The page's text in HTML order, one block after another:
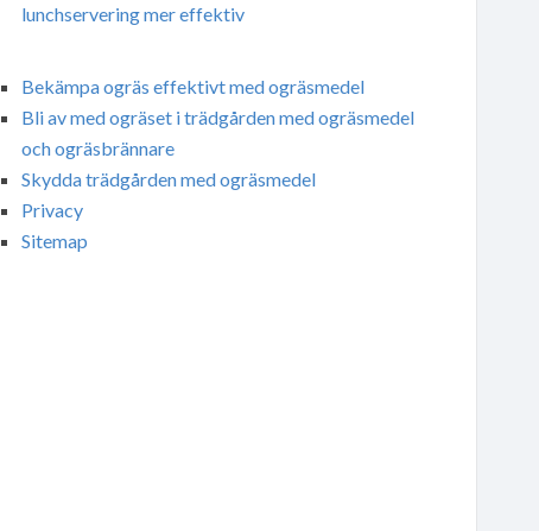
lunchservering mer effektiv
Bekämpa ogräs effektivt med ogräsmedel
Bli av med ogräset i trädgården med ogräsmedel
och ogräsbrännare
Skydda trädgården med ogräsmedel
Privacy
Sitemap